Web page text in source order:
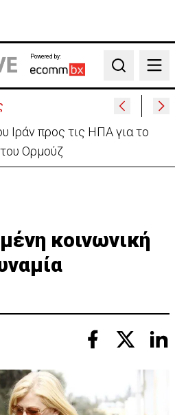
Powered by:
Search
με αυξημένη υγρασία
κοινωνική